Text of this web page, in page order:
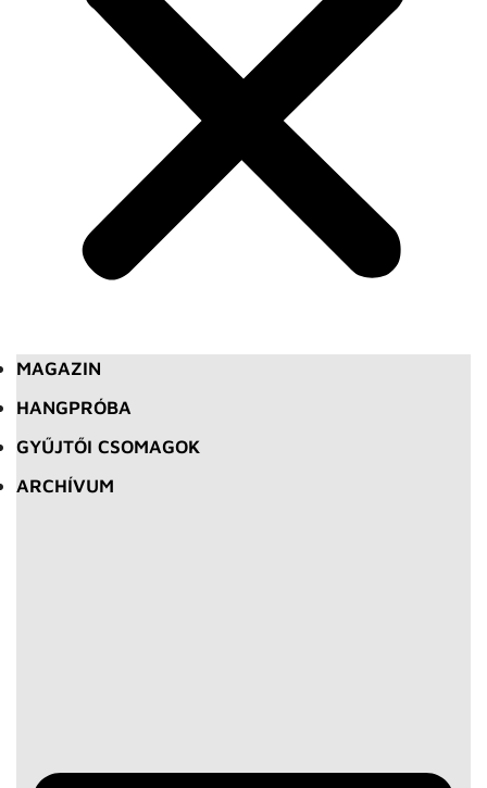
MAGAZIN
HANGPRÓBA
GYŰJTŐI CSOMAGOK
ARCHÍVUM